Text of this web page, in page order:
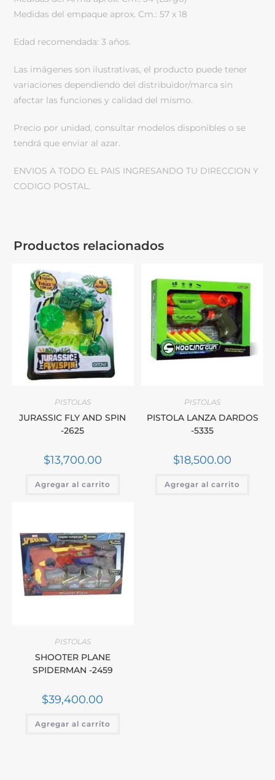
Medidas del empaque aprox. Cm.: 57 x 18
Edad recomendada: 3 años.
Las imágenes son ilustrativas, el producto puede tener
variaciones dependiendo del distribuidor/marca sin
afectar las funciones y calidad del mismo.
Precio por unidad, consultar modelos disponibles o se
tendrá que enviar al azar.
ENVIOS A TODO EL PAIS INGRESANDO TU DIRECCION Y
CODIGO POSTAL.
Productos relacionados
PISTOLAS
JURASSIC FLY AND SPIN
-2625
$13,700.00
Agregar al carrito
PISTOLAS
PISTOLA LANZA DARDOS
-5335
$18,500.00
Agregar al carrito
PISTOLAS
SHOOTER PLANE
SPIDERMAN -2459
$39,400.00
Agregar al carrito